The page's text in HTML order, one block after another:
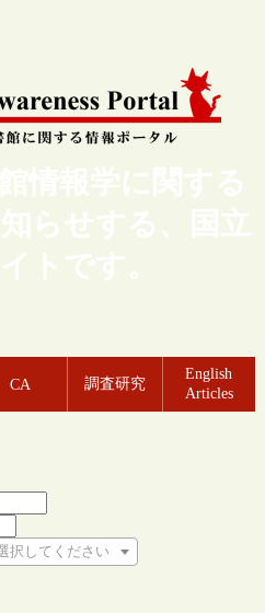
情報学に関する
らせする、国立
トです。
CA 調査研究
English
Articles
択してください
さい